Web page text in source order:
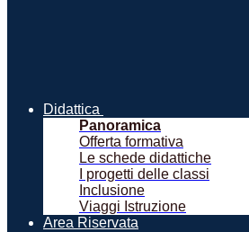
Didattica
Panoramica
Offerta formativa
Le schede didattiche
I progetti delle classi
Inclusione
Viaggi Istruzione
Area Riservata